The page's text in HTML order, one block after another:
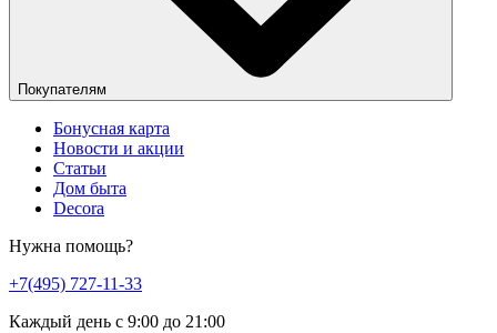
Покупателям
Бонусная карта
Новости и акции
Статьи
Дом быта
Decora
Нужна помощь?
+7(495) 727-11-33
Каждый день с 9:00 до 21:00